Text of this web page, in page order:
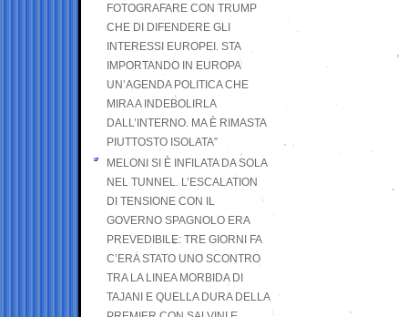
FOTOGRAFARE CON TRUMP
CHE DI DIFENDERE GLI
INTERESSI EUROPEI. STA
IMPORTANDO IN EUROPA
UN’AGENDA POLITICA CHE
MIRA A INDEBOLIRLA
DALL’INTERNO. MA È RIMASTA
PIUTTOSTO ISOLATA”
MELONI SI È INFILATA DA SOLA
NEL TUNNEL. L’ESCALATION
DI TENSIONE CON IL
GOVERNO SPAGNOLO ERA
PREVEDIBILE: TRE GIORNI FA
C’ERA STATO UNO SCONTRO
TRA LA LINEA MORBIDA DI
TAJANI E QUELLA DURA DELLA